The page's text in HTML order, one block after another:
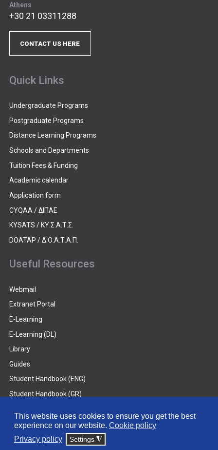
This website uses cookies to ensure you get the best
experience on our website. Cookie policy
Privacy policy
Settings ◮
Athens
+30 21 03311288
CONTACT US HERE
Quick Links
Undergraduate Programs
Postgraduate Programs
Distance Learning Programs
Schools and Departments
Tuition Fees & Funding
Academic calendar
Application form
CYQAA / ΔΙΠΑΕ
KYSATS / ΚΥ.Σ.Α.Τ.Σ.
DOATAP / Δ.Ο.Α.Τ.Α.Π.
Useful Resources
Webmail
Extranet Portal
E-Learning
E-Learning (DL)
Library
Guides
Student Handbook (ENG)
Student Handbook (GR)
© 2026 Frederick University